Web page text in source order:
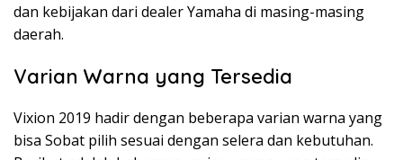
dan kebijakan dari dealer Yamaha di masing-masing
daerah.
Varian Warna yang Tersedia
Vixion 2019 hadir dengan beberapa varian warna yang
bisa Sobat pilih sesuai dengan selera dan kebutuhan.